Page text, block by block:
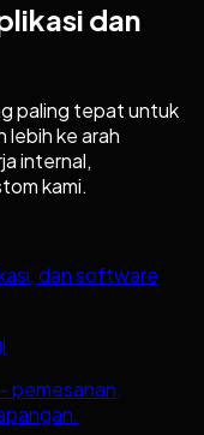
dan
paling tepat untuk
lebih ke arah
internal,
kami.
dan software
pemesanan,